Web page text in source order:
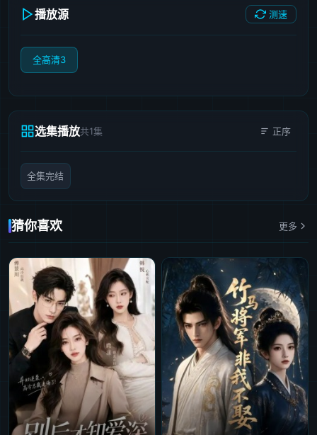
播放源 测速
全高清3
选集播放共1集 正序
全集完结
猜你喜欢 更多